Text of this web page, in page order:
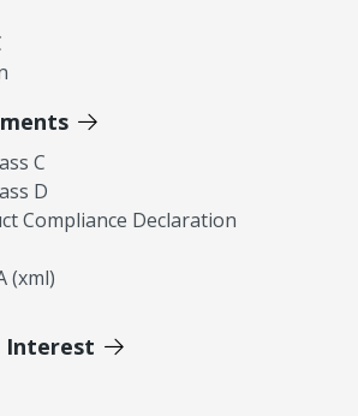
C
D
Compliance Declaration
(xml)
Interest